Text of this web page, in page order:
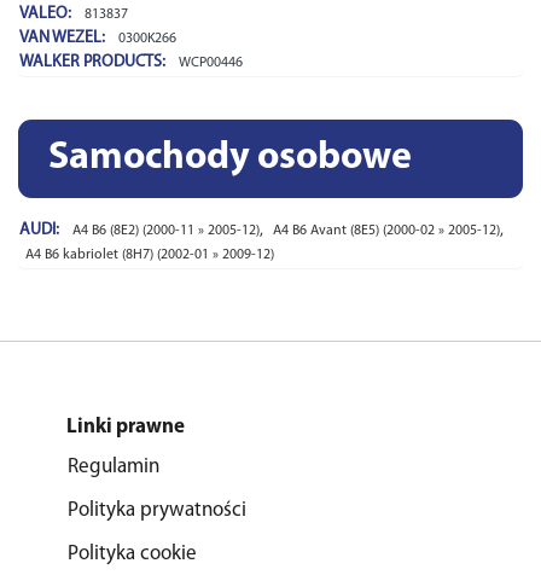
VALEO: 813837
VAN WEZEL: 0300K266
WALKER PRODUCTS: WCP00446
Samochody osobowe
AUDI: A4 B6 (8E2) (2000-11 » 2005-12), A4 B6 Avant (8E5) (2000-02 » 2005-12),
A4 B6 kabriolet (8H7) (2002-01 » 2009-12)
Linki prawne
Regulamin
Polityka prywatności
Polityka cookie